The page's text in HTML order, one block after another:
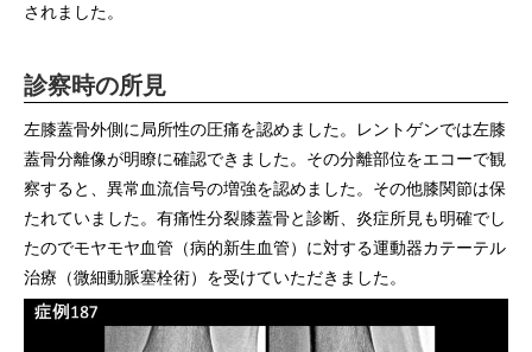
されました。
診察時の所見
左膝蓋骨外側に局所性の圧痛を認めました。レントゲンでは左膝
蓋骨分離像が明瞭に確認できました。その分離部位をエコーで観
察すると、異常血流信号の増強を認めました。その他膝関節は保
たれていました。有痛性分裂膝蓋骨と診断、炎症所見も明確でし
たのでモヤモヤ血管（病的新生血管）に対する運動器カテーテル
治療（微細動脈塞栓術）を受けていただきました。